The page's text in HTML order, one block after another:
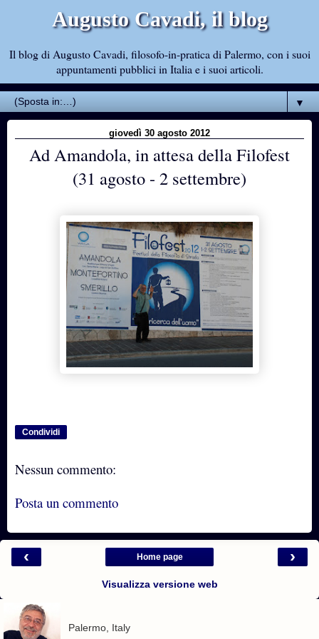
Augusto Cavadi, il blog
Il blog di Augusto Cavadi, filosofo-in-pratica di Palermo, con i suoi
appuntamenti pubblici in Italia e i suoi articoli.
▼
giovedì 30 agosto 2012
Ad Amandola, in attesa della Filofest
(31 agosto - 2 settembre)
Condividi
Nessun commento:
Posta un commento
‹ ›
Home page
Visualizza versione web
Palermo, Italy